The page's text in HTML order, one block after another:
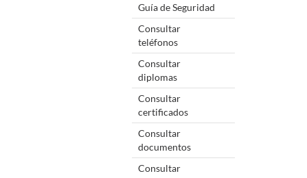
Guía de Seguridad
Consultar
teléfonos
Consultar
diplomas
Consultar
certificados
Consultar
documentos
Consultar